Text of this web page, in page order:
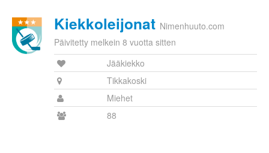
Kiekkoleijonat Nimenhuuto.com
Päivitetty melkein 8 vuotta sitten
Jääkiekko
Tikkakoski
Miehet
88